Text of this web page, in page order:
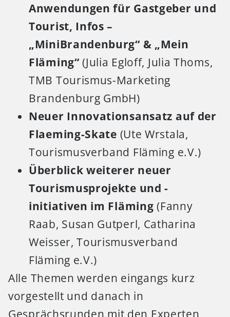
Anwendungen für Gastgeber und
Tourist, Infos –
„MiniBrandenburg“ & „Mein
Fläming“ (Julia Egloff, Julia Thoms,
TMB Tourismus-Marketing
Brandenburg GmbH)
Neuer Innovationsansatz auf der
Flaeming-Skate (Ute Wrstala,
Tourismusverband Fläming e.V.)
Überblick weiterer neuer
Tourismusprojekte und -
initiativen im Fläming (Fanny
Raab, Susan Gutperl, Catharina
Weisser, Tourismusverband
Fläming e.V.)
Alle Themen werden eingangs kurz
vorgestellt und danach in
Gesprächsrunden mit den Experten